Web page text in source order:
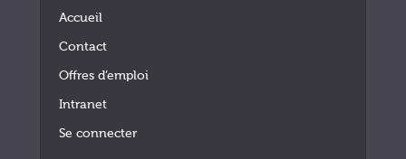
Accueil
Contact
Offres d’emploi
Intranet
Se connecter